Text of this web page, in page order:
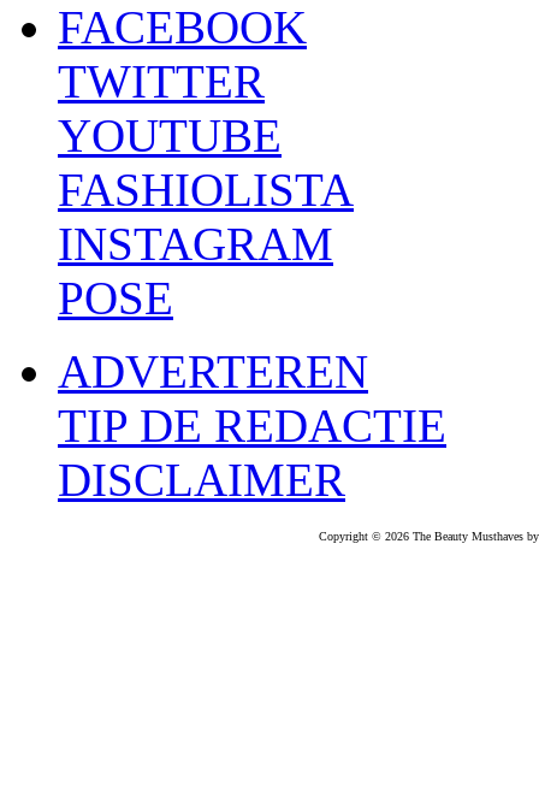
FACEBOOK
TWITTER
YOUTUBE
FASHIOLISTA
INSTAGRAM
POSE
ADVERTEREN
TIP DE REDACTIE
DISCLAIMER
Copyright © 2026 The Beauty Musthaves